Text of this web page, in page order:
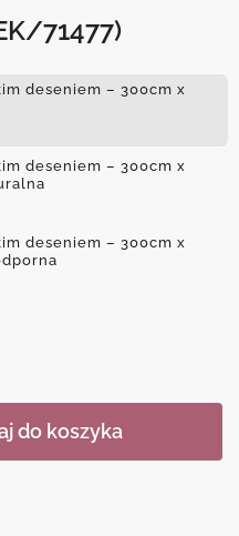
71477)
deseniem – 300cm x
deseniem – 300cm x
deseniem – 300cm x
do koszyka